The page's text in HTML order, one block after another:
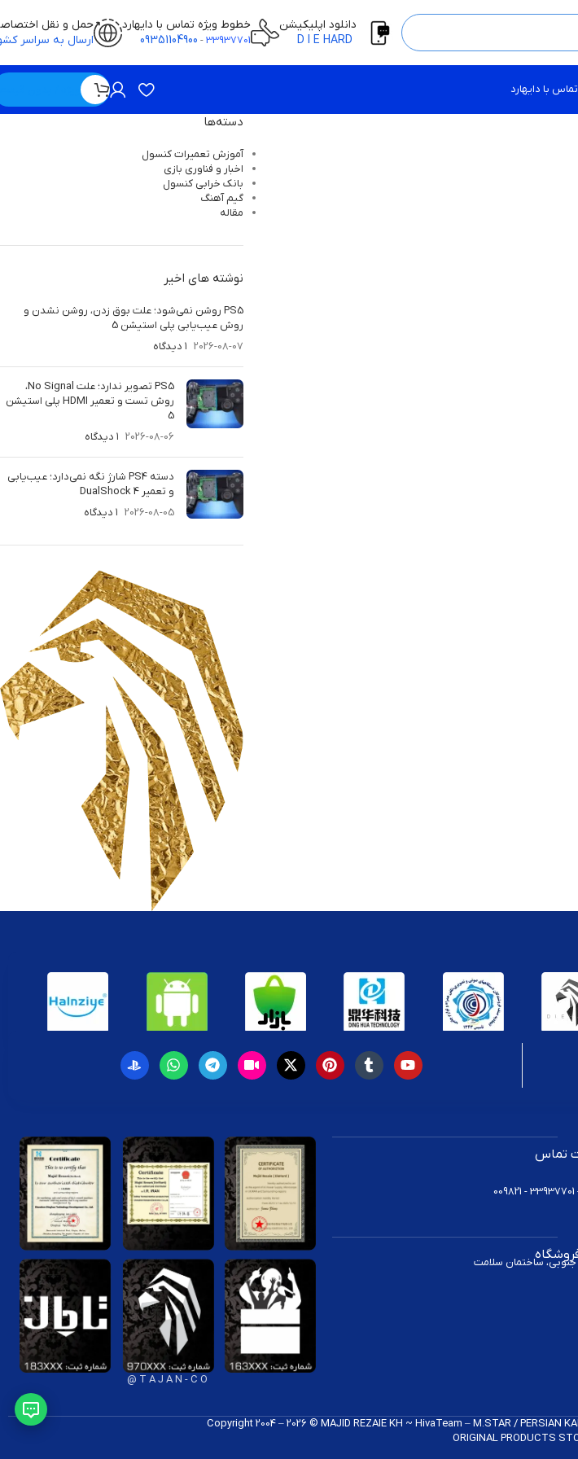
دانلود اپلیکیشن
خطوط ویژه تماس با دایهارد
33937701
-
09351104900
حمل و نقل
ارسال به سراسر
تماس با دایهارد
دسته‌ها
آموزش تعمیرات کنسول
اخبار و فناوری بازی
بانک خرابی‌ کنسول
گیم آهنگ
مقاله
نوشته های اخیر
PS5 روشن نمی‌شود؛ علت بوق زدن، روشن نشدن و
روش عیب‌یابی پلی استیشن 5
2026-08-07 ۱ دیدگاه
PS5 تصویر ندارد؛ علت No Signal،
روش تست و تعمیر HDMI پلی استیشن
5
2026-08-06 ۱ دیدگاه
دسته PS4 شارژ نگه نمی‌دارد؛ عیب‌یابی
و تعمیر DualShock 4
2026-08-05 ۱ دیدگاه
گارانتی و پشتیبانی
سیاست حفظ حریم خصوصی
تماس
ساختمان سلامت
T A J A N - C O @
Copyright 2004 – 2026 © MAJID REZAIE KH ~ HivaTeam – M.STAR / PERSIAN
ORIGINAL PRODUCTS​